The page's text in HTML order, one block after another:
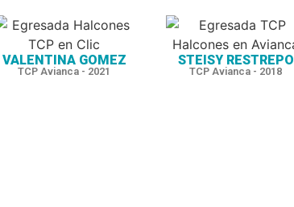
VALENTINA GOMEZ
TCP Avianca - 2021
STEISY RESTREPO
TCP Avianca - 2018